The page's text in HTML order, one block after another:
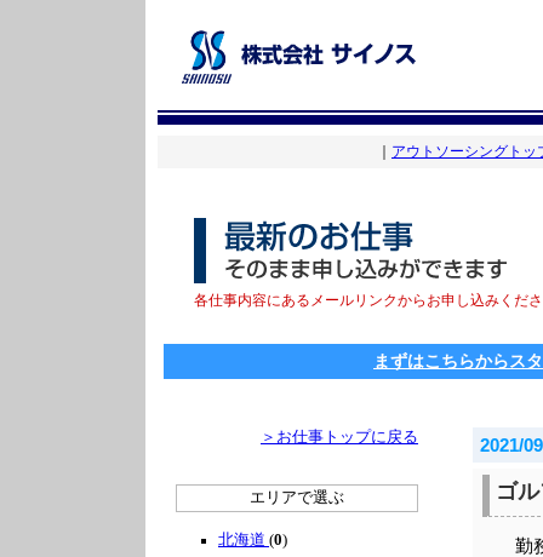
アウトソーシングトッ
各仕事内容にあるメールリンクからお申し込みくだ
まずはこちらからス
＞お仕事トップに戻る
エリアで選ぶ
北海道 (0)
2021/
ゴ
勤